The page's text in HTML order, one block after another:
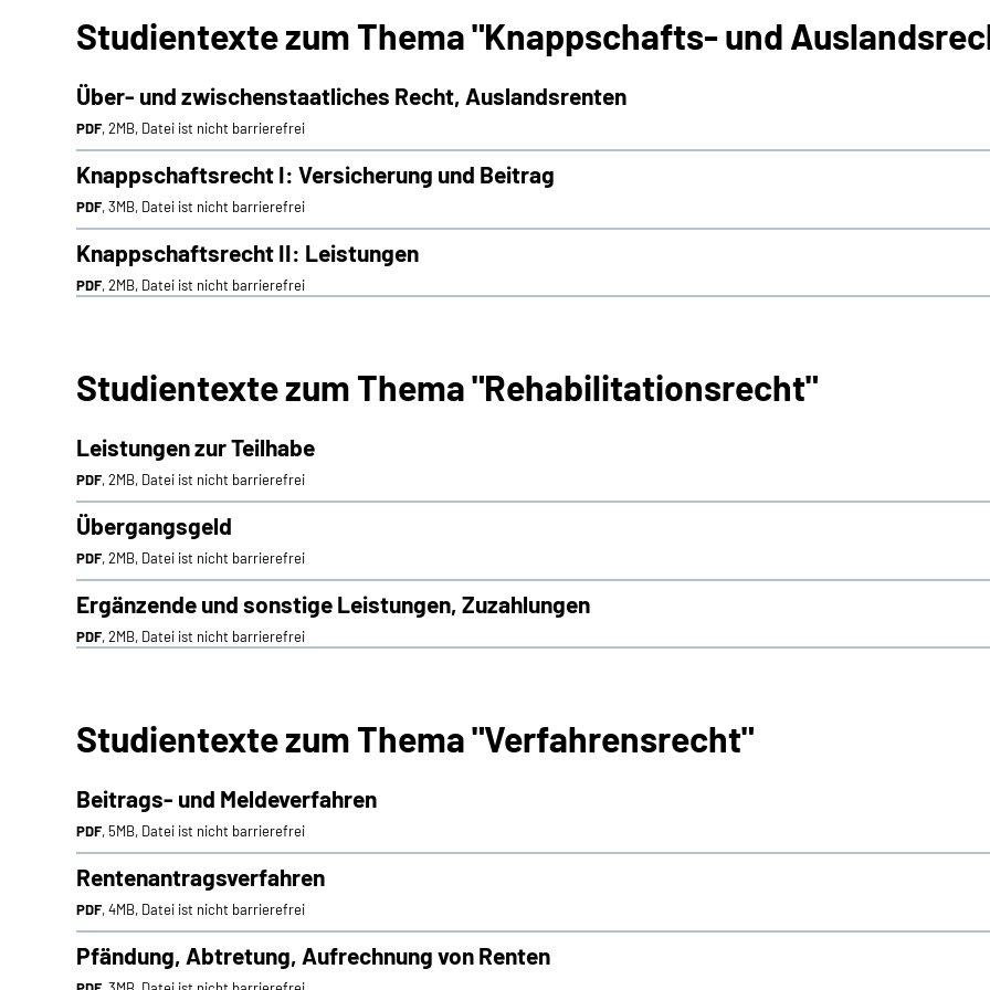
Studientexte zum Thema "Knappschafts- und
Über- und zwischenstaatliches Recht, Auslandsrenten
PDF, 2MB, Datei ist nicht barrierefrei
Knappschaftsrecht I: Versicherung und Beitrag
PDF, 3MB, Datei ist nicht barrierefrei
Knappschaftsrecht II: Leistungen
PDF, 2MB, Datei ist nicht barrierefrei
Studientexte zum Thema "Rehabilitationsrecht"
Leistungen zur Teilhabe
PDF, 2MB, Datei ist nicht barrierefrei
Übergangsgeld
PDF, 2MB, Datei ist nicht barrierefrei
Ergänzende und sonstige Leistungen, Zuzahlungen
PDF, 2MB, Datei ist nicht barrierefrei
Studientexte zum Thema "Verfahrensrecht"
Beitrags- und Meldeverfahren
PDF, 5MB, Datei ist nicht barrierefrei
Rentenantragsverfahren
PDF, 4MB, Datei ist nicht barrierefrei
Pfändung, Abtretung, Aufrechnung von Renten